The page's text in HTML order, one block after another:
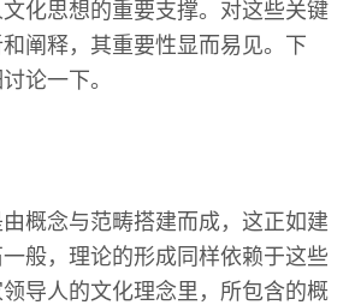
化思想的重要支撑。对这些关键
阐释，其重要性显而易见。下
论一下。
概念与范畴搭建而成，这正如建
般，理论的形成同样依赖于这些
导人的文化理念里，所包含的概